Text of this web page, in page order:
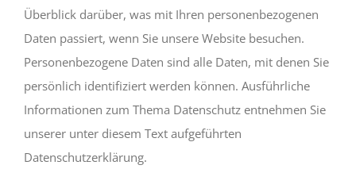
Überblick darüber, was mit Ihren personenbezogenen
Daten passiert, wenn Sie unsere Website besuchen.
Personenbezogene Daten sind alle Daten, mit denen Sie
persönlich identifiziert werden können. Ausführliche
Informationen zum Thema Datenschutz entnehmen Sie
unserer unter diesem Text aufgeführten
Datenschutzerklärung.